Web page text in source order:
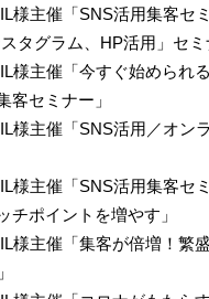
様主催「SNS活用集客セ
タグラム、HP活用」セミ
様主催「今すぐ始められ
客セミナー」
様主催「SNS活用／オン
様主催「SNS活用集客セ
チポイントを増やす」
様主催「集客が倍増！繁